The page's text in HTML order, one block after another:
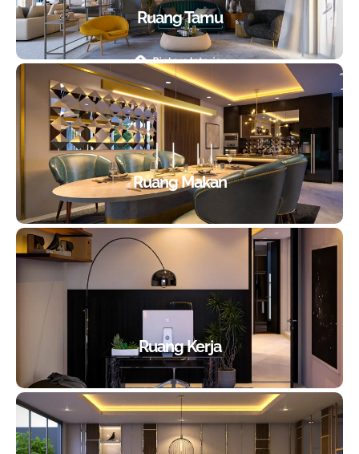
Ruang Tamu
Ruang Makan
Ruang Kerja